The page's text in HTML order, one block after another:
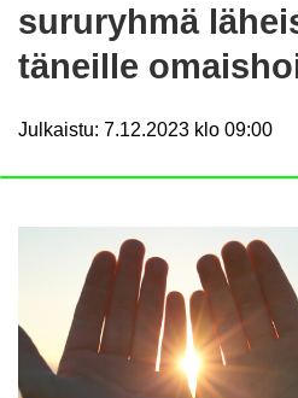
su­ru­ryh­mä
tä­neil­le
Julkaistu: 7.12.2023 klo 09:00